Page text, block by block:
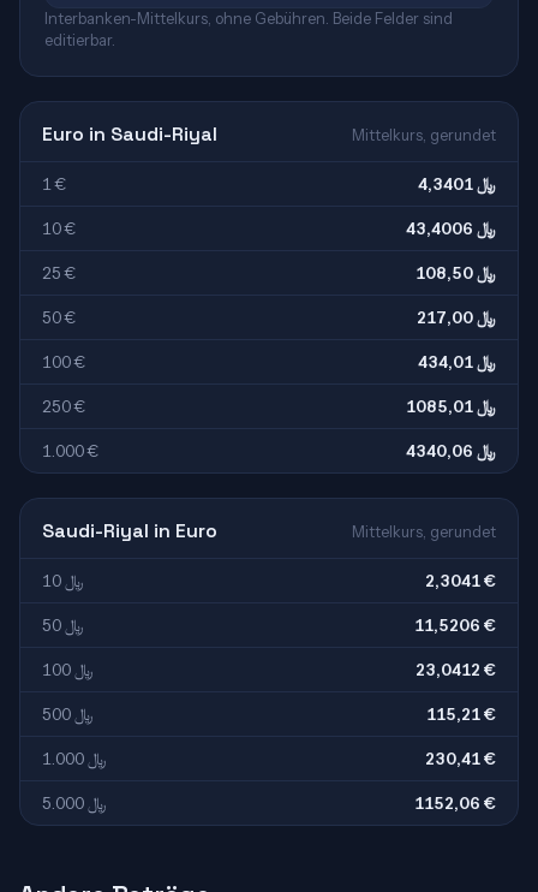
Interbanken-Mittelkurs, ohne Gebühren. Beide Felder sind
editierbar.
Euro in Saudi-Riyal Mittelkurs, gerundet
1 € 4,3401 ﷼
10 € 43,4006 ﷼
25 € 108,50 ﷼
50 € 217,00 ﷼
100 € 434,01 ﷼
250 € 1085,01 ﷼
1.000 € 4340,06 ﷼
Saudi-Riyal in Euro Mittelkurs, gerundet
10 ﷼ 2,3041 €
50 ﷼ 11,5206 €
100 ﷼ 23,0412 €
500 ﷼ 115,21 €
1.000 ﷼ 230,41 €
5.000 ﷼ 1152,06 €